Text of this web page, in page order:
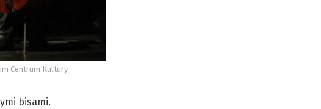
Centrum Kultury
bisami.